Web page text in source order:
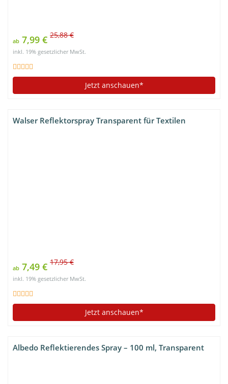
ab 7,99 € 25,88 €
inkl. 19% gesetzlicher MwSt.
Jetzt anschauen*
Walser Reflektorspray Transparent für Textilen
ab 7,49 € 17,95 €
inkl. 19% gesetzlicher MwSt.
Jetzt anschauen*
Albedo Reflektierendes Spray – 100 ml, Transparent